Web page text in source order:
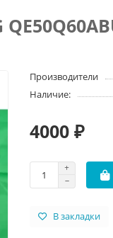
Производители
Наличие:
4000 ₽
В закладки